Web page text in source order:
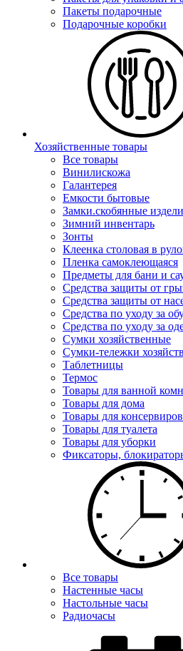
Пакеты подарочные
Подарочные коробки
Хозяйственные товары
Все товары
Винилискожа
Галантерея
Емкости бытовые
Замки.скобянные
Зимний инвентарь
Зонты
Клеенка столовая в
Пленка самоклеющаяся
Предметы для бани и
Средства защиты от
Средства защиты от
Средства по уходу за
Средства по уходу за
Сумки хозяйственные
Сумки-тележки
Таблетницы
Термос
Товары для ванной
Товары для дома
Товары для
Товары для туалета
Товары для уборки
Фиксаторы,
Все товары
Настенные часы
Настольные часы
Радиочасы